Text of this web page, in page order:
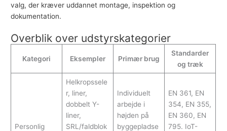
valg, der kræver uddannet montage, inspektion og
dokumentation.
Overblik over udstyrskategorier
Kategori Eksempler Primær brug
Standarder
og træk
Personlig
Helkropssele
r, liner,
dobbelt Y-
liner,
SRL/faldblok
Individuelt
arbejde i
højden på
byggepladse
EN 361, EN
354, EN 355,
EN 360, EN
795. IoT-